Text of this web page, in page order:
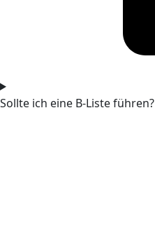
Sollte ich eine B-Liste führen?